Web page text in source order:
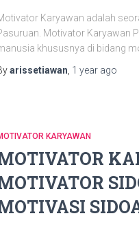
Karyawan adalah
Motivator Karyawan
khususnya di bidang
arissetiawan 1 yearago
KARYAWAN